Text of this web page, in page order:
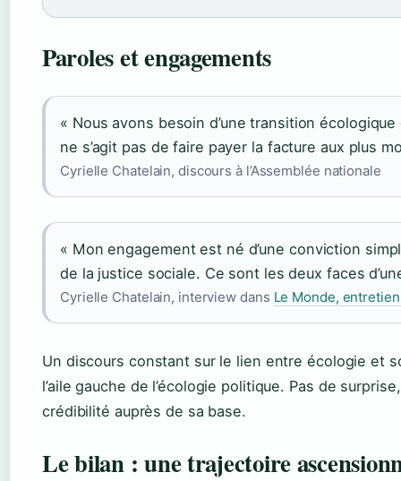
Paroles et engagements
« Nous avons besoin d’une transition
ne s’agit pas de faire payer la facture aux plus
Cyrielle Chatelain, discours à l’Assemblée nationale
« Mon engagement est né d’une conviction
de la justice sociale. Ce sont les deux faces
Cyrielle Chatelain, interview dans Le Monde,
Un discours constant sur le lien entre écologie et
l’aile gauche de l’écologie politique. Pas de
crédibilité auprès de sa base.
Le bilan : une trajectoire